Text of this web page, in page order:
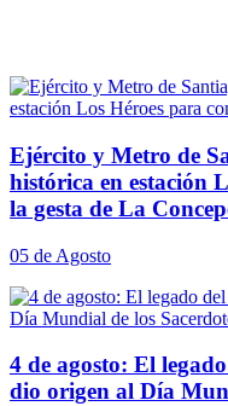
Ejército y Metro de
histórica en estación
la gesta de La
05 de Agosto
4 de agosto: El
dio origen al Día